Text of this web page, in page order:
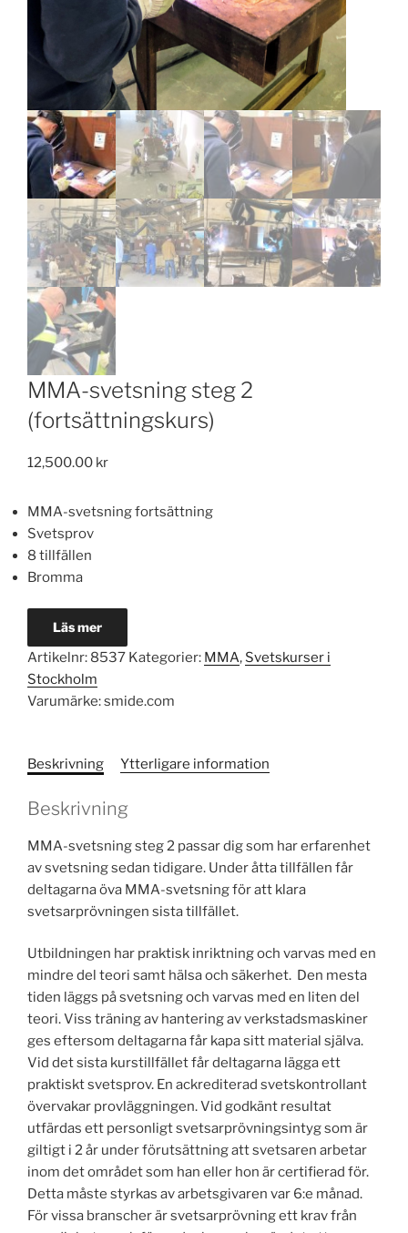
MMA-svetsning steg 2
(fortsättningskurs)
12,500.00 kr
MMA-svetsning fortsättning
Svetsprov
8 tillfällen
Bromma
Läs mer
Artikelnr: 8537 Kategorier: MMA, Svetskurser i
Stockholm
Varumärke:smide.com
Beskrivning Ytterligare information
Beskrivning
MMA-svetsning steg 2 passar dig som har erfarenhet
av svetsning sedan tidigare. Under åtta tillfällen får
deltagarna öva MMA-svetsning för att klara
svetsarprövningen sista tillfället.
Utbildningen har praktisk inriktning och varvas med en
mindre del teori samt hälsa och säkerhet. Den mesta
tiden läggs på svetsning och varvas med en liten del
teori. Viss träning av hantering av verkstadsmaskiner
ges eftersom deltagarna får kapa sitt material själva.
Vid det sista kurstillfället får deltagarna lägga ett
praktiskt svetsprov. En ackrediterad svetskontrollant
övervakar provläggningen. Vid godkänt resultat
utfärdas ett personligt svetsarprövningsintyg som är
giltigt i 2 år under förutsättning att svetsaren arbetar
inom det området som han eller hon är certifierad för.
Detta måste styrkas av arbetsgivaren var 6:e månad.
För vissa branscher är svetsarprövning ett krav från